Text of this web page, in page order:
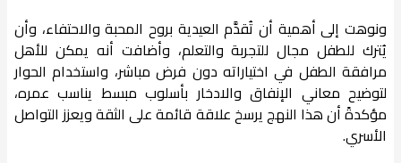
ونوهت إلى أهمية أن تُقدَّم العيدية بروح المحبة والاحتفاء، وأن
يُترك للطفل مجال للتجربة والتعلم، وأضافت أنه يمكن للأهل
مرافقة الطفل في اختياراته دون فرض مباشر، واستخدام الحوار
لتوضيح معاني الإنفاق والادخار بأسلوب مبسط يناسب عمره،
مؤكدةً أن هذا النهج يرسخ علاقة قائمة على الثقة ويعزز التواصل
الأسري.